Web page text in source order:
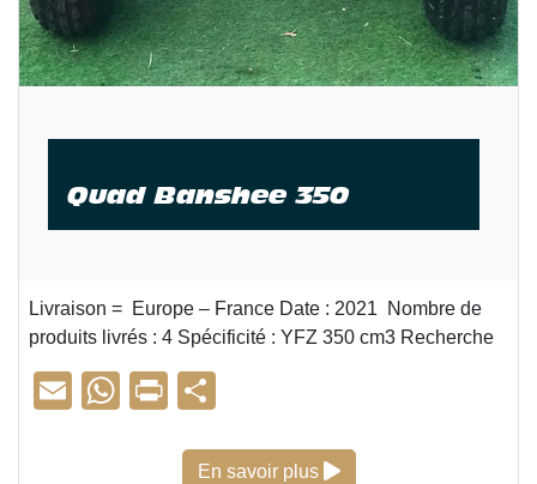
Quad Banshee 350
Livraison = Europe – France Date : 2021 Nombre de
produits livrés : 4 Spécificité : YFZ 350 cm3 Recherche
E
W
Pr
ta
En savoir plus Quad Banshee 350